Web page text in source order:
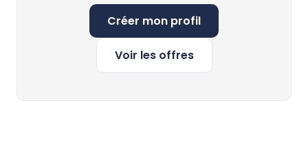
Créer mon profil
Voir les offres